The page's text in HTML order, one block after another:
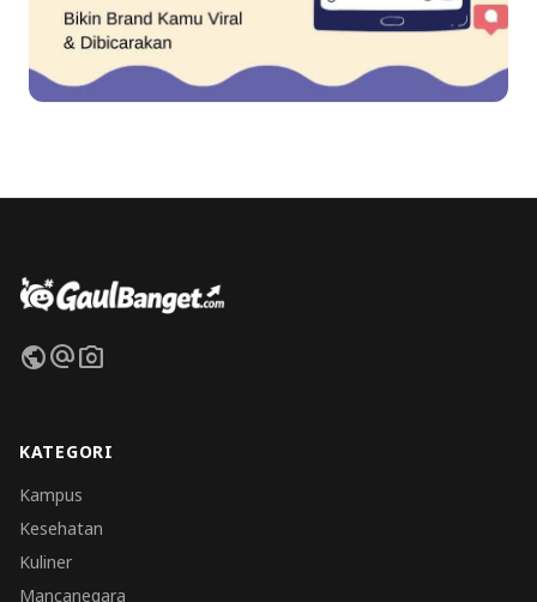
publicalternate_emailphoto_camera
KATEGORI
Kampus
Kesehatan
Kuliner
Mancanegara